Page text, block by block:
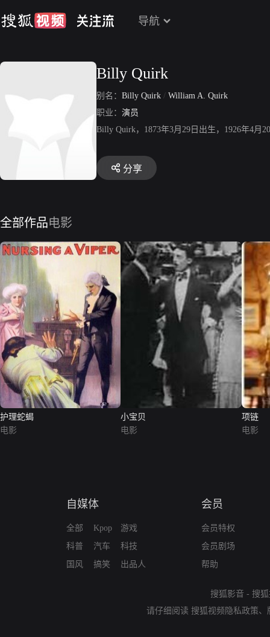
导航
Billy Quirk
别名： Billy Quirk / William A. Quirk
职业： 演员
Billy Quirk，1873年3月29日出生，1926年4月
分享
全部作品电影
护理蛇蝎
电影
小宝贝
电影
项链
电影
自媒体
全部
科普
国风
Kpop
汽车
搞笑
游戏
科技
出品人
会员
会员特权
会员剧场
帮助
搜狐影音 - 搜
请仔细阅读 搜狐视频隐私政策、